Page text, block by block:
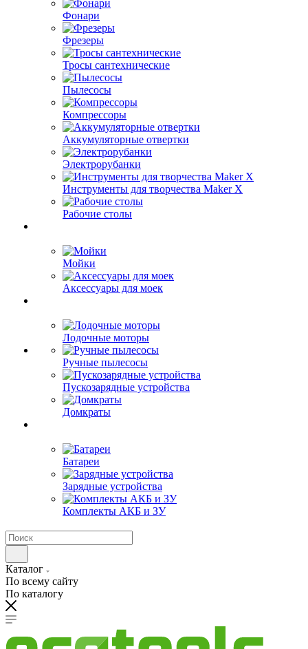
Фонари
Фрезеры
Тросы сантехнические
Пылесосы
Компрессоры
Аккумуляторные отвертки
Электрорубанки
Инструменты для творчества Maker X
Рабочие столы
Мойки
Аксессуары для моек
Лодочные моторы
Ручные пылесосы
Пускозарядные устройства
Домкраты
Батареи
Зарядные устройства
Комплекты АКБ и ЗУ
Каталог
По всему сайту
По каталогу